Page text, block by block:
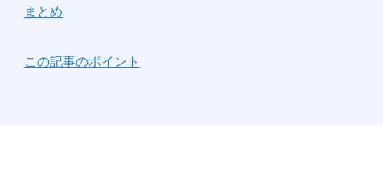
まとめ
この記事のポイント